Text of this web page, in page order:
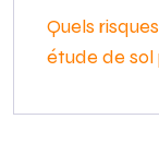
Quels
étude de sol